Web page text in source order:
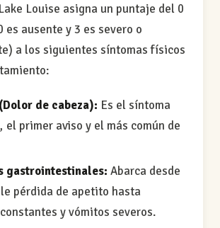
Louise asigna un puntaje del 0
es ausente y 3 es severo o
a los siguientes síntomas físicos
de cabeza): Es el síntoma
el primer aviso y el más común de
gastrointestinales: Abarca desde
pérdida de apetito hasta
y vómitos severos.